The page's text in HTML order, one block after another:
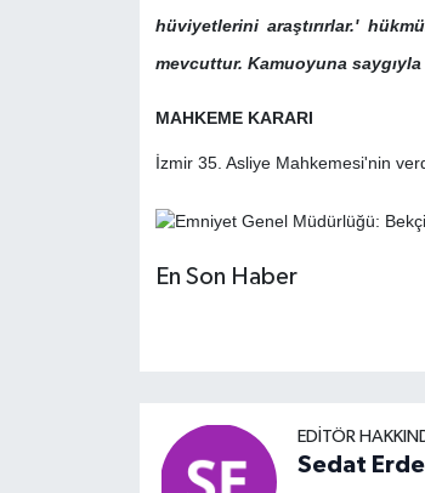
hüviyetlerini araştırırlar.'
mevcuttur. Kamuoyuna
MAHKEME KARARI
İzmir 35. Asliye Mahkemesi'nin
En Son Haber
EDITÖR
Sedat